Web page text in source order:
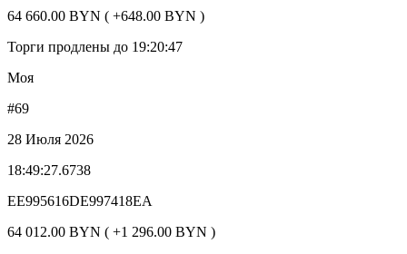
64 660.00 BYN ( +648.00 BYN )
Торги продлены до 19:20:47
Моя
#69
28 Июля 2026
18:49:27.6738
EE995616DE997418EA
64 012.00 BYN ( +1 296.00 BYN )